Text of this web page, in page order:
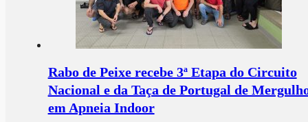
Rabo de Peixe recebe 3ª Etapa do Circuito
Nacional e da Taça de Portugal de
em Apneia Indoor